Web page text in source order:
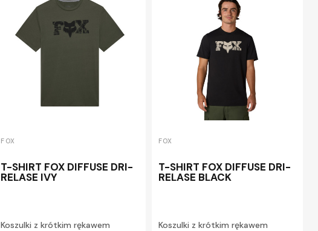
FOX
T-SHIRT FOX DIFFUSE DRI-
RELASE IVY
Koszulki z krótkim rękawem
FOX
T-SHIRT FOX DIFFUSE DRI-
RELASE BLACK
Koszulki z krótkim rękawem